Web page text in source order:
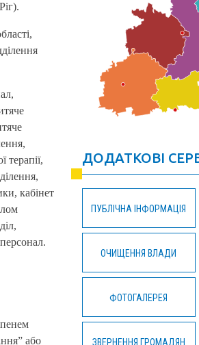
терапії,
кабінет
або
ДОДАТКОВІ
ПУБЛІЧНА ІНФОРМАЦІЯ
ОЧИЩЕННЯ ВЛАДИ
ФОТОГАЛЕРЕЯ
ЗВЕРНЕННЯ ГРОМАДЯН